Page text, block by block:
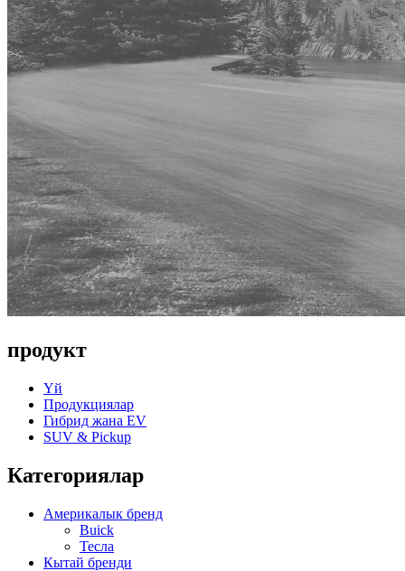
продукт
Үй
Продукциялар
Гибрид жана EV
SUV & Pickup
Категориялар
Америкалык бренд
Buick
Тесла
Кытай бренди